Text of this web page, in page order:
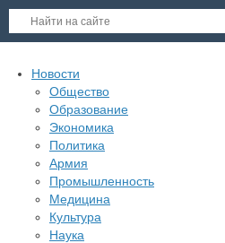
Новости
Общество
Образование
Экономика
Политика
Армия
Промышленность
Медицина
Культура
Наука